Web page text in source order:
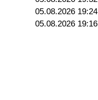
05.08.2026 19:24
05.08.2026 19:16